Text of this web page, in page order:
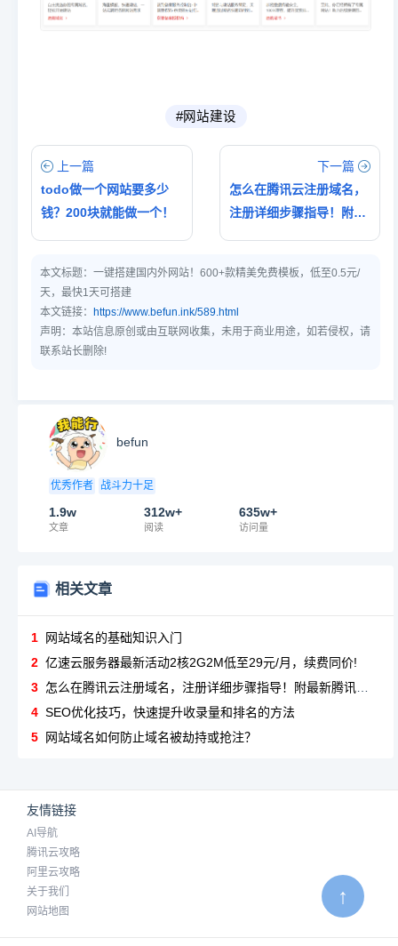
#网站建设
上一篇
todo做一个网站要多少
钱？200块就能做一个！
下一篇
怎么在腾讯云注册域名，
注册详细步骤指导！附最
本文标题： 一键搭建国内外网站！600+款精美免费模板，低至0.5元/
天，最快1天可搭建
本文链接： https://www.befun.ink/589.html
声明：本站信息原创或由互联网收集，未用于商业用途，如若侵权，请
联系站长删除!
↑
befun
优秀作者 战斗力十足
1.9w
文章
312w+
阅读
635w+
访问量
相关文章
1
网站域名的基础知识入门
2 亿速云服务器最新活动2核2G2M低至29元/月，续费同价!
3 怎么在腾讯云注册域名，注册详细步骤指导！附最新腾讯云服务器活动！
4 SEO优化技巧，快速提升收录量和排名的方法
5
网站域名如何防止域名被劫持或抢注？
友情链接
AI导航
腾讯云攻略
阿里云攻略
关于我们
网站地图